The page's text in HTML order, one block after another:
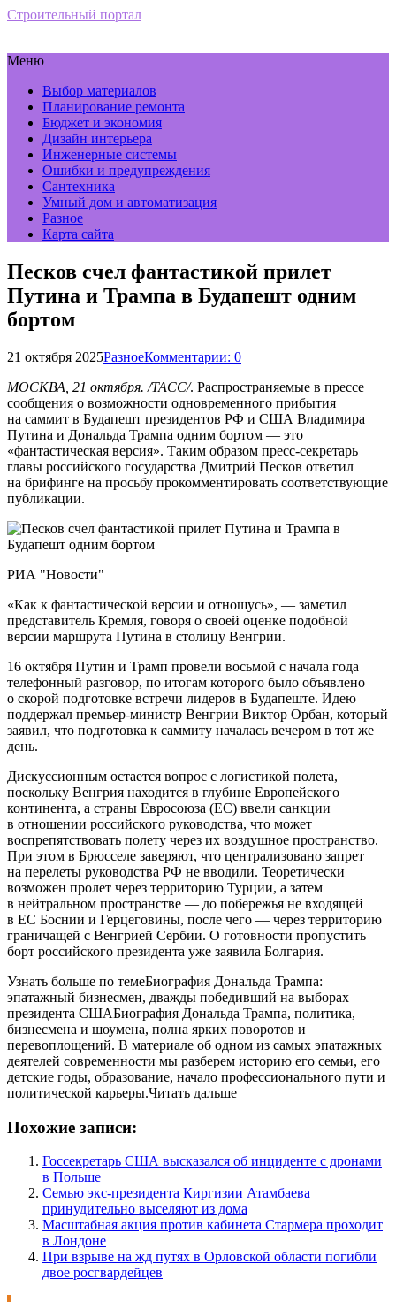
Строительный портал
Меню
Выбор материалов
Планирование ремонта
Бюджет и экономия
Дизайн интерьера
Инженерные системы
Ошибки и предупреждения
Сантехника
Умный дом и автоматизация
Разное
Карта сайта
Песков счел фантастикой прилет
Путина и Трампа в Будапешт одним
бортом
21 октября 2025РазноеКомментарии: 0
МОСКВА, 21 октября. /ТАСС/. Распространяемые в прессе
сообщения о возможности одновременного прибытия
на саммит в Будапешт президентов РФ и США Владимира
Путина и Дональда Трампа одним бортом — это
«фантастическая версия». Таким образом пресс-секретарь
главы российского государства Дмитрий Песков ответил
на брифинге на просьбу прокомментировать соответствующие
публикации.
РИА "Новости"
«Как к фантастической версии и отношусь», — заметил
представитель Кремля, говоря о своей оценке подобной
версии маршрута Путина в столицу Венгрии.
16 октября Путин и Трамп провели восьмой с начала года
телефонный разговор, по итогам которого было объявлено
о скорой подготовке встречи лидеров в Будапеште. Идею
поддержал премьер-министр Венгрии Виктор Орбан, который
заявил, что подготовка к саммиту началась вечером в тот же
день.
Дискуссионным остается вопрос с логистикой полета,
поскольку Венгрия находится в глубине Европейского
континента, а страны Евросоюза (ЕС) ввели санкции
в отношении российского руководства, что может
воспрепятствовать полету через их воздушное пространство.
При этом в Брюсселе заверяют, что централизовано запрет
на перелеты руководства РФ не вводили. Теоретически
возможен пролет через территорию Турции, а затем
в нейтральном пространстве — до побережья не входящей
в ЕС Боснии и Герцеговины, после чего — через территорию
граничащей с Венгрией Сербии. О готовности пропустить
борт российского президента уже заявила Болгария.
Узнать больше по темеБиография Дональда Трампа:
эпатажный бизнесмен, дважды победивший на выборах
президента СШАБиография Дональда Трампа, политика,
бизнесмена и шоумена, полна ярких поворотов и
перевоплощений. В материале об одном из самых эпатажных
деятелей современности мы разберем историю его семьи, его
детские годы, образование, начало профессионального пути и
политической карьеры.Читать дальше
Похожие записи:
Госсекретарь США высказался об инциденте с дронами
в Польше
Семью экс-президента Киргизии Атамбаева
принудительно выселяют из дома
Масштабная акция против кабинета Стармера проходит
в Лондоне
При взрыве на жд путях в Орловской области погибли
двое росгвардейцев